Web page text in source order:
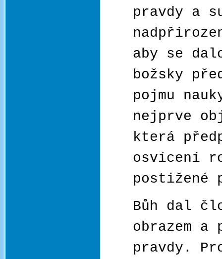
pravdy a
aby se
božsky
pojmu
nejprve
která
osvícení
postižené
Bůh dal
obrazem a
pravdy.